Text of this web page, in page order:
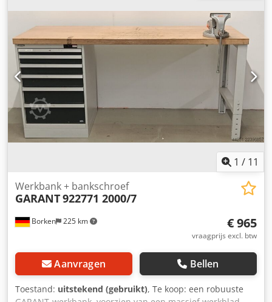
1 / 11
Borken 225 km
Werkbank + bankschroef
GARANT922771 2000/7
€ 965
vraagprijs excl. btw
Aanvragen Bellen
Toestand: uitstekend (gebruikt), Te koop: een robuuste